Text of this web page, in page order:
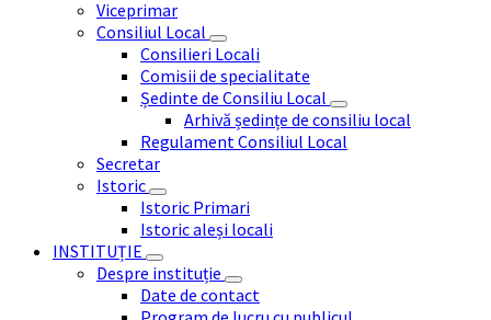
Viceprimar
Consiliul Local
Consilieri Locali
Comisii de specialitate
Ședinte de Consiliu Local
Arhivă ședințe de consiliu local
Regulament Consiliul Local
Secretar
Istoric
Istoric Primari
Istoric aleși locali
INSTITUȚIE
Despre instituție
Date de contact